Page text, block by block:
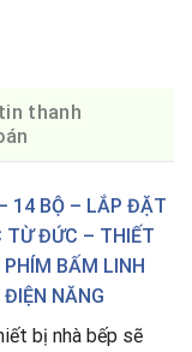
thanh
14 BỘ – LẮP ĐẶT
TỪ ĐỨC – THIẾT
PHÍM BẤM LINH
NĂNG
bị nhà bếp sẽ